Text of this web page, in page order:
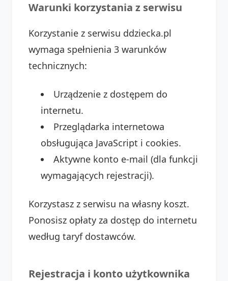
Warunki korzystania z serwisu
Korzystanie z serwisu ddziecka.pl
wymaga spełnienia 3 warunków
technicznych:
Urządzenie z dostępem do
internetu.
Przeglądarka internetowa
obsługująca JavaScript i cookies.
Aktywne konto e-mail (dla funkcji
wymagających rejestracji).
Korzystasz z serwisu na własny koszt.
Ponosisz opłaty za dostęp do internetu
według taryf dostawców.
Rejestracja i konto użytkownika